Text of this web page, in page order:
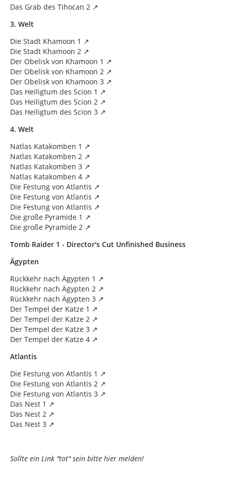
Das Grab des Tihocan 2
3. Welt
Die Stadt Khamoon 1
Die Stadt Khamoon 2
Der Obelisk von Khamoon 1
Der Obelisk von Khamoon 2
Der Obelisk von Khamoon 3
Das Heiligtum des Scion 1
Das Heiligtum des Scion 2
Das Heiligtum des Scion 3
4. Welt
Natlas Katakomben 1
Natlas Katakomben 2
Natlas Katakomben 3
Natlas Katakomben 4
Die Festung von Atlantis
Die Festung von Atlantis
Die Festung von Atlantis
Die große Pyramide 1
Die große Pyramide 2
Tomb Raider 1 - Director's Cut Unfinished Business
Ägypten
Rückkehr nach Ägypten 1
Rückkehr nach Ägypten 2
Rückkehr nach Ägypten 3
Der Tempel der Katze 1
Der Tempel der Katze 2
Der Tempel der Katze 3
Der Tempel der Katze 4
Atlantis
Die Festung von Atlantis 1
Die Festung von Atlantis 2
Die Festung von Atlantis 3
Das Nest 1
Das Nest 2
Das Nest 3
Sollte ein Link "tot" sein bitte hier melden!